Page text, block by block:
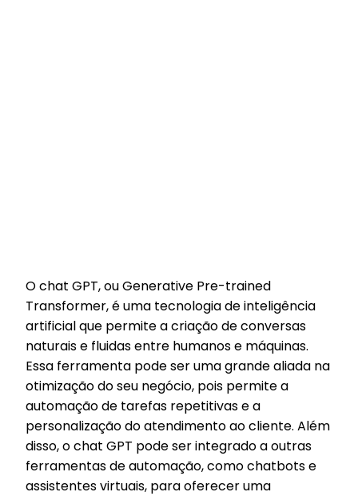
O chat GPT, ou Generative Pre-trained
Transformer, é uma tecnologia de inteligência
artificial que permite a criação de conversas
naturais e fluidas entre humanos e máquinas.
Essa ferramenta pode ser uma grande aliada na
otimização do seu negócio, pois permite a
automação de tarefas repetitivas e a
personalização do atendimento ao cliente. Além
disso, o chat GPT pode ser integrado a outras
ferramentas de automação, como chatbots e
assistentes virtuais, para oferecer uma